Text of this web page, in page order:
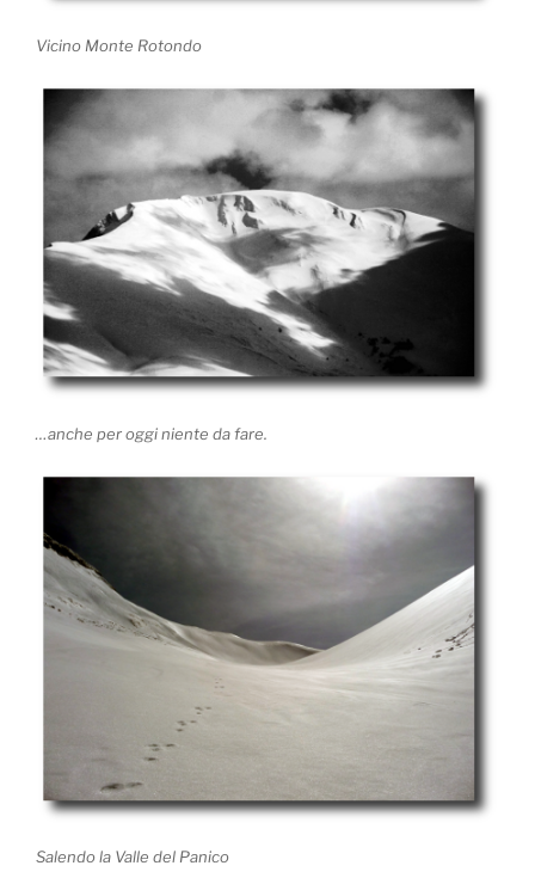
Vicino Monte Rotondo
…anche per oggi niente da fare.
Salendo la Valle del Panico